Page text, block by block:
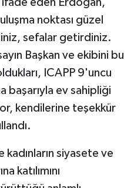
noktası güzel
sefalar getirdiniz.
Başkan ve ekibini bu
ICAPP 9'uncu
başarıyla ev sahipliği
kendilerine teşekkür
siyasete ve
katılımını